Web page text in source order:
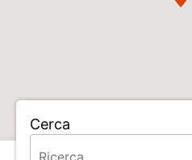
Cerca
Home ALLEVAMENTO